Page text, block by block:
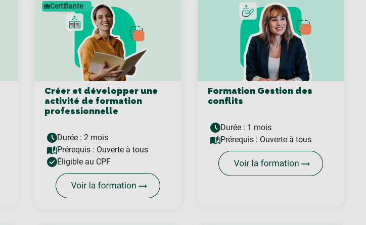
Certifiante
Créer et développer une
activité de formation
professionnelle
Durée : 2 mois
Prérequis : Ouverte à tous
Éligible au CPF
Formation Gestion des
conflits
Durée : 1 mois
Prérequis : Ouverte à tous